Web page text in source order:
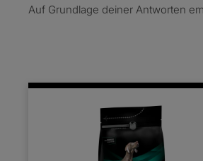
Auf Grundlage deiner Antworten